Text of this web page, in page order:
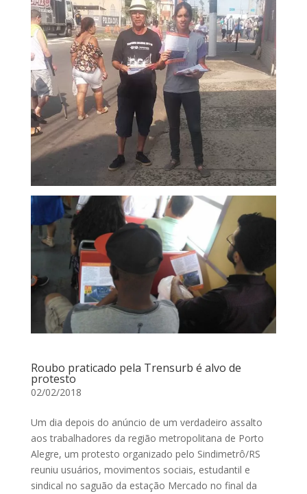
Roubo praticado pela Trensurb é alvo de
protesto
02/02/2018
Um dia depois do anúncio de um verdadeiro assalto
aos trabalhadores da região metropolitana de Porto
Alegre, um protesto organizado pelo Sindimetrô/RS
reuniu usuários, movimentos sociais, estudantil e
sindical no saguão da estação Mercado no final da